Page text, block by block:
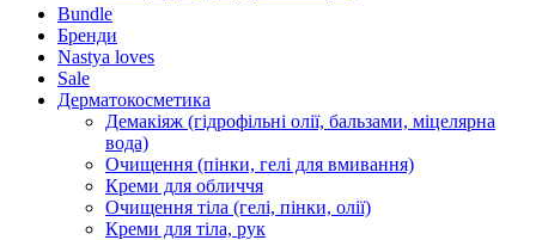
Bundle
Бренди
Nastya loves
Sale
Дерматокосметика
Демакіяж (гідрофільні олії, бальзами, міцелярна
вода)
Очищення (пінки, гелі для вмивання)
Креми для обличчя
Очищення тіла (гелі, пінки, олії)
Креми для тіла, рук